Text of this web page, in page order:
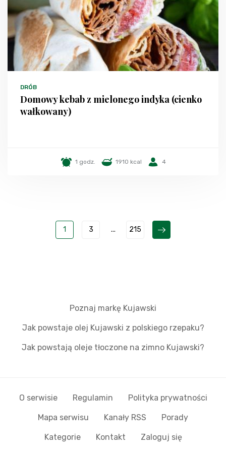
DRÓB
Domowy kebab z mielonego indyka (cienko
wałkowany)
1 godz. 1910 kcal 4
1 3 ... 215
Poznaj markę Kujawski
Jak powstaje olej Kujawski z polskiego rzepaku?
Jak powstają oleje tłoczone na zimno Kujawski?
O serwisie Regulamin Polityka prywatności
Mapa serwisu Kanały RSS Porady
Kategorie Kontakt Zaloguj się